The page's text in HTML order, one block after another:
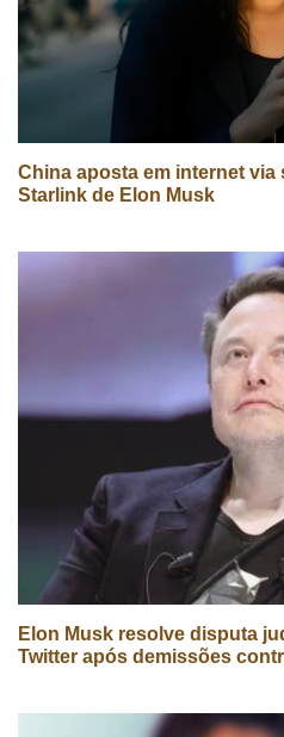
China aposta em internet via
Starlink de Elon Musk
Elon Musk resolve disputa
Twitter após demissões